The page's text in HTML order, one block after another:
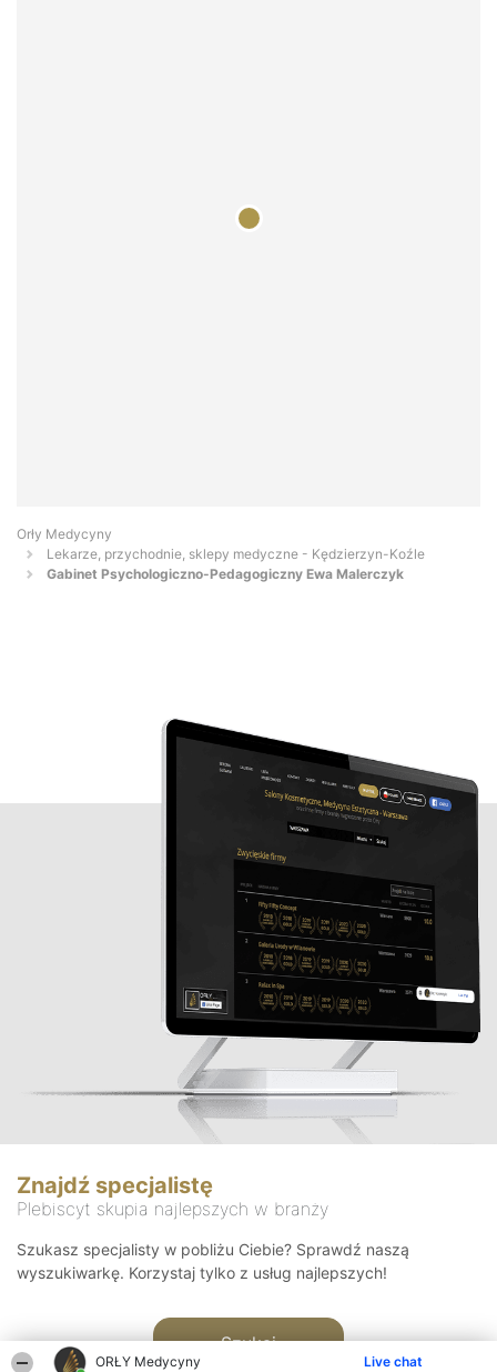
ORŁY Medycyny Live chat
Orły Medycyny
Lekarze, przychodnie, sklepy medyczne - Kędzierzyn-Koźle
Gabinet Psychologiczno-Pedagogiczny Ewa Malerczyk
Znajdź specjalistę
Plebiscyt skupia najlepszych w branży
Szukasz specjalisty w pobliżu Ciebie? Sprawdź naszą
wyszukiwarkę. Korzystaj tylko z usług najlepszych!
Szukaj